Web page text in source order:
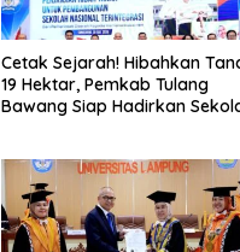
Cetak Sejarah! Hibahkan
19 Hektar, Pemkab Tulang
Bawang Siap Hadirkan